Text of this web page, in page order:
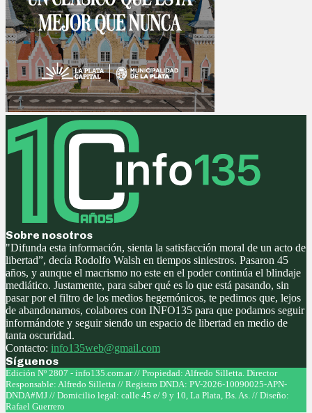
Sobre nosotros
"Difunda esta información, sienta la satisfacción moral de un acto de
libertad”, decía Rodolfo Walsh en tiempos siniestros. Pasaron 45
años, y aunque el macrismo no este en el poder continúa el blindaje
mediático. Justamente, para saber qué es lo que está pasando, sin
pasar por el filtro de los medios hegemónicos, te pedimos que, lejos
de abandonarnos, colabores con INFO135 para que podamos seguir
informándote y seguir siendo un espacio de libertad en medio de
tanta oscuridad.
Contacto: info135web@gmail.com
Síguenos
Facebook
Twitter
Instagram
Youtube
Edición Nº 2807 - info135.com.ar // Propiedad: Alfredo Silletta. Director
Responsable: Alfredo Silletta // Registro DNDA: PV-2026-10090025-APN-
DNDA#MJ // Domicilio legal: calle 45 e/ 9 y 10, La Plata, Bs. As. // Diseño:
Rafael Guerrero